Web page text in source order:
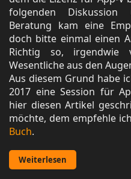
folgenden Diskussion
Beratung kam eine
doch bitte einmal einen
Richtig so, irgendwie
Wesentliche aus den
Aus diesem Grund habe
2017 eine Session für
hier diesen Artikel
möchte, dem empfehle
Buch.
Weiterlesen